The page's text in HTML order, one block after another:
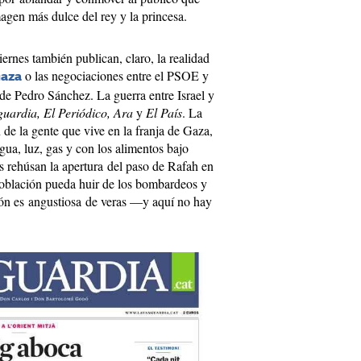
más dulce del rey y la princesa.
también publican, claro, la realidad
o las negociaciones entre el PSOE y
Pedro Sánchez. La guerra entre Israel y
El Periódico, Aray El País. La
la gente que vive en la franja de Gaza,
luz, gas y con los alimentos bajo
la apertura del paso de Rafah en
pueda huir de los bombardeos y
es angustiosa de veras —y aquí no hay